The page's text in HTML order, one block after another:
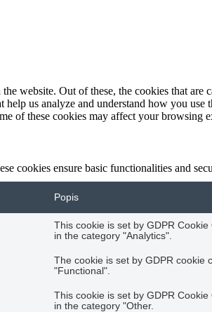
website. Out of these, the cookies that are
us analyze and understand how you
of these cookies may affect your browsing
cookies ensure basic functionalities and
Popis
This cookie is set by GDPR
in the category "Analytics".
The cookie is set by GDPR cookie
"Functional".
This cookie is set by GDPR
in the category "Other.